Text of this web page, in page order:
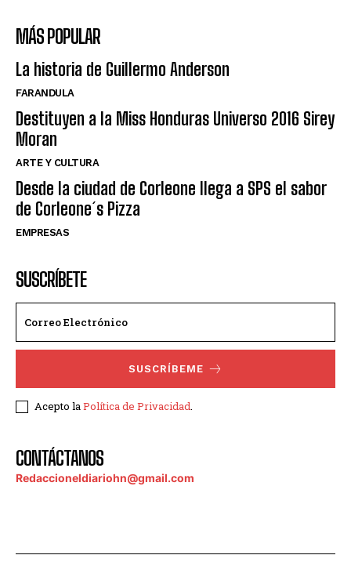
MÁS POPULAR
La historia de Guillermo Anderson
FARANDULA
Destituyen a la Miss Honduras Universo 2016 Sirey
Moran
ARTE Y CULTURA
Desde la ciudad de Corleone llega a SPS el sabor
de Corleone´s Pizza
EMPRESAS
SUSCRÍBETE
SUSCRÍBEME
Acepto la Política de Privacidad
CONTÁCTANOS
Redaccioneldiariohn@gmail.com